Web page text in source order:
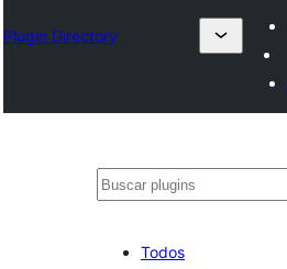
Plugin Directory
Buscar
Todos